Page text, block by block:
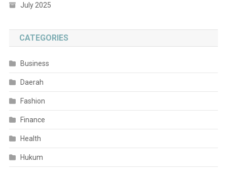
July 2025
CATEGORIES
Business
Daerah
Fashion
Finance
Health
Hukum